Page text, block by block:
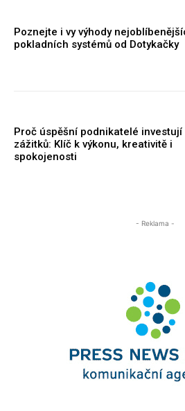
Poznejte i vy výhody
pokladních systémů od Dotykačky
Proč úspěšní podnikatelé investují
zážitků: Klíč k výkonu, kreativitě i
spokojenosti
- Reklama -